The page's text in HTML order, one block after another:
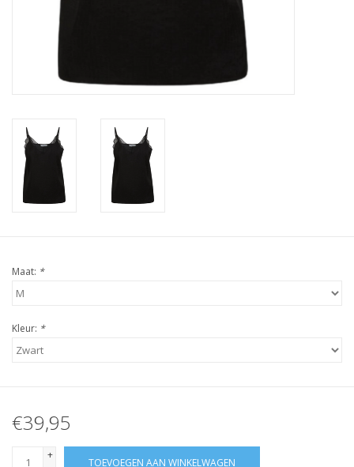
Maat: *
Kleur: *
€39,95
+
TOEVOEGEN AAN WINKELWAGEN